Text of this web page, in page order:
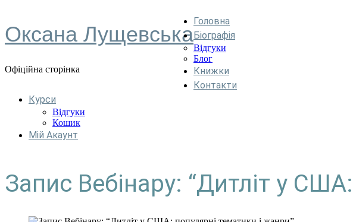
Оксана Лущевська
Офіційна сторінка
Головна
Біографія
Відгуки
Блог
Книжки
Контакти
Курси
Відгуки
Кошик
Мій Акаунт
Запис Вебінару: “Дитліт у